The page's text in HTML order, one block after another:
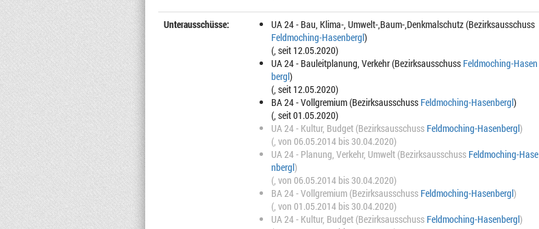
Unterausschüsse:
UA 24 - Bau, Klima-, Umwelt-,Baum-,Denkmalschutz (Bezirksausschuss
Feldmoching-Hasenbergl)
(, seit 12.05.2020)
UA 24 - Bauleitplanung, Verkehr (Bezirksausschuss Feldmoching-Hasen
bergl)
(, seit 12.05.2020)
BA 24 - Vollgremium (Bezirksausschuss Feldmoching-Hasenbergl)
(, seit 01.05.2020)
UA 24 - Kultur, Budget (Bezirksausschuss Feldmoching-Hasenbergl)
(, von 06.05.2014 bis 30.04.2020)
UA 24 - Planung, Verkehr, Umwelt (Bezirksausschuss Feldmoching-Hase
nbergl)
(, von 06.05.2014 bis 30.04.2020)
BA 24 - Vollgremium (Bezirksausschuss Feldmoching-Hasenbergl)
(, von 01.05.2014 bis 30.04.2020)
UA 24 - Kultur, Budget (Bezirksausschuss Feldmoching-Hasenbergl)